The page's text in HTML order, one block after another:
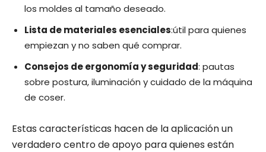
los moldes al tamaño deseado.
Lista de materiales esenciales:útil para quienes
empiezan y no saben qué comprar.
Consejos de ergonomía y seguridad: pautas
sobre postura, iluminación y cuidado de la máquina
de coser.
Estas características hacen de la aplicación un
verdadero centro de apoyo para quienes están